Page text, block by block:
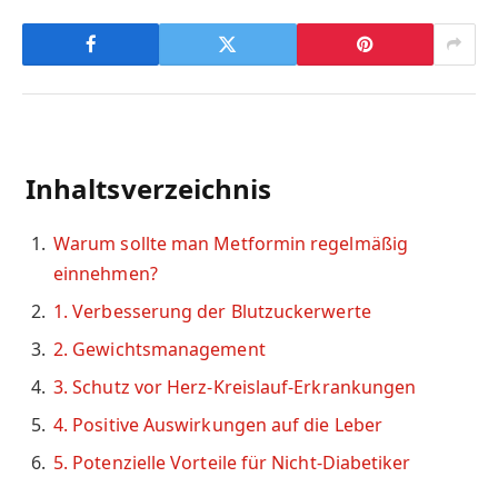
Inhaltsverzeichnis
Warum sollte man Metformin regelmäßig
einnehmen?
1. Verbesserung der Blutzuckerwerte
2. Gewichtsmanagement
3. Schutz vor Herz-Kreislauf-Erkrankungen
4. Positive Auswirkungen auf die Leber
5. Potenzielle Vorteile für Nicht-Diabetiker